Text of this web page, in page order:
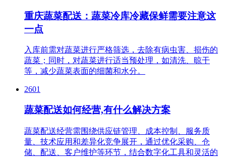
重庆蔬菜配送：蔬菜冷库冷藏保鲜需要注意这
一点
入库前需对蔬菜进行严格筛选，去除有病虫害、损伤的
蔬菜；同时，对蔬菜进行适当预处理，如清洗、晾干
等，减少蔬菜表面的细菌和水分。
2601
蔬菜配送如何经营,有什么解决方案
蔬菜配送经营需围绕供应链管理、成本控制、服务质
量、技术应用和差异化竞争展开，通过优化采购、仓
储、配送、客户维护等环节，结合数字化工具和灵活的